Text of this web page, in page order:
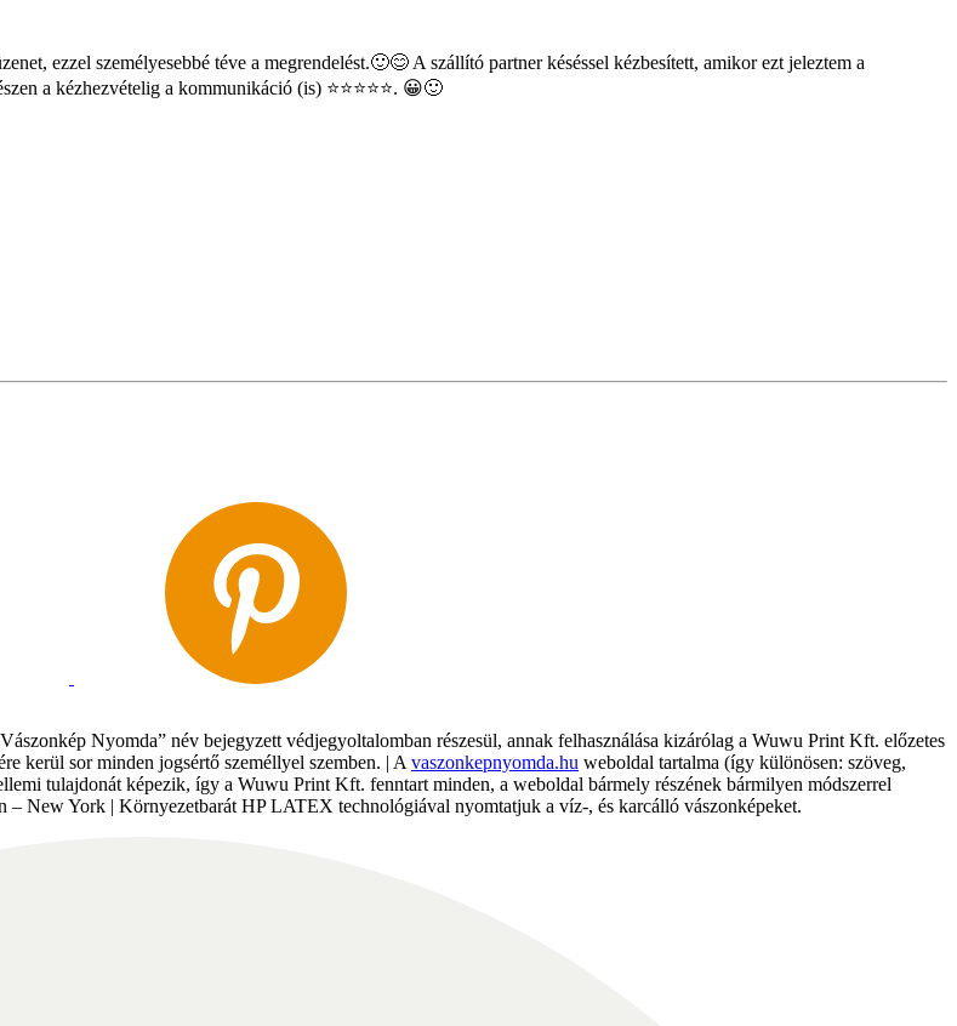
ezzel személyesebbé téve a megrendelést.🙂😊 A szállító partner késéssel kézbesített, amikor ezt jeleztem a
a kézhezvételig a kommunikáció (is) ⭐⭐⭐⭐⭐. 😀🙂
Nyomda” név bejegyzett védjegyoltalomban részesül, annak felhasználása kizárólag a Wuwu Print Kft. előzetes
kerül sor minden jogsértő személlyel szemben. | A vaszonkepnyomda.hu weboldal tartalma (így különösen: szöveg,
tulajdonát képezik, így a Wuwu Print Kft. fenntart minden, a weboldal bármely részének bármilyen módszerrel
– New York | Környezetbarát HP LATEX technológiával nyomtatjuk a víz-, és karcálló vászonképeket.